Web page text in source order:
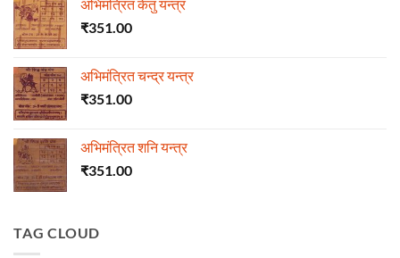
अभिमंत्रित केतु यन्त्र
₹351.00
अभिमंत्रित चन्द्र यन्त्र
₹351.00
अभिमंत्रित शनि यन्त्र
₹351.00
TAG CLOUD